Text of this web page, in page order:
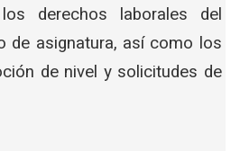
derechos laborales del
de asignatura, así como los
de nivel y solicitudes de